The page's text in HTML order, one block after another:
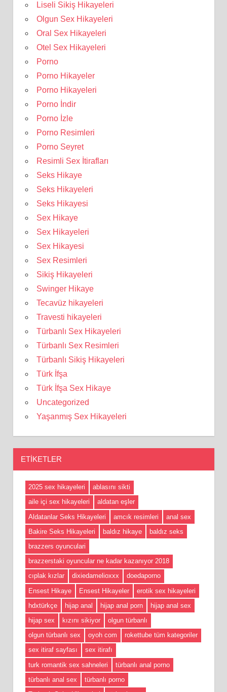
Liseli Sikiş Hikayeleri
Olgun Sex Hikayeleri
Oral Sex Hikayeleri
Otel Sex Hikayeleri
Porno
Porno Hikayeler
Porno Hikayeleri
Porno İndir
Porno İzle
Porno Resimleri
Porno Seyret
Resimli Sex İtirafları
Seks Hikaye
Seks Hikayeleri
Seks Hikayesi
Sex Hikaye
Sex Hikayeleri
Sex Hikayesi
Sex Resimleri
Sikiş Hikayeleri
Swinger Hikaye
Tecavüz hikayeleri
Travesti hikayeleri
Türbanlı Sex Hikayeleri
Türbanlı Sex Resimleri
Türbanlı Sikiş Hikayeleri
Türk İfşa
Türk İfşa Sex Hikaye
Uncategorized
Yaşanmış Sex Hikayeleri
ETIKETLER
2025 sex hikayeleri
ablasını sikti
aile içi sex hikayeleri
aldatan eşler
Aldatanlar Seks Hikayeleri
amcık resimleri
anal sex
Bakire Seks Hikayeleri
baldız hikaye
baldız seks
brazzers oyunculari
brazzerstaki oyuncular ne kadar kazanıyor 2018
cıplak kızlar
dixiedamelioxxx
doedaporno
Ensest Hikaye
Ensest Hikayeler
erotik sex hikayeleri
hdxtürkçe
hijap anal hijap anal porn
hijap anal sex
hijap sex
kızını sikiyor
olgun türbanlı
olgun türbanlı sex
oyoh com
rokettube tüm kategoriler
sex itiraf sayfası
sex itirafı
turk romantik sex sahneleri
türbanlı anal porno
türbanlı anal sex
türbanlı porno